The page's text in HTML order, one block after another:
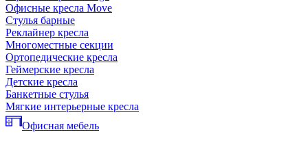
Офисные кресла Move
Стулья барные
Реклайнер кресла
Многоместные секции
Ортопедические кресла
Геймерские кресла
Детские кресла
Банкетные стулья
Мягкие интерьерные кресла
Офисная мебель